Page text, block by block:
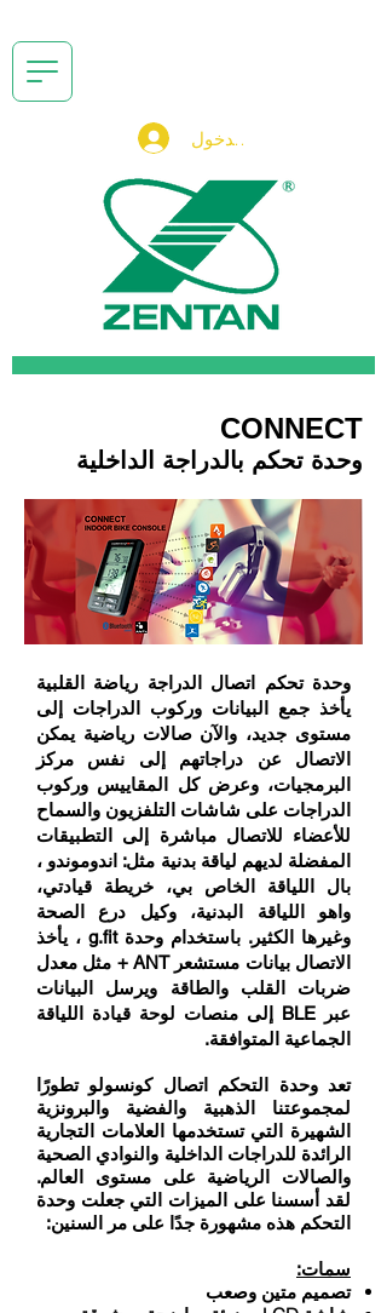
تسجيل الدخول
CONNECT
وحدة تحكم بالدراجة الداخلية
وحدة تحكم اتصال الدراجة رياضة القلبية
يأخذ جمع البيانات وركوب الدراجات إلى
مستوى جديد، والآن صالات رياضية يمكن
الاتصال عن دراجاتهم إلى نفس مركز
البرمجيات، وعرض كل المقاييس وركوب
الدراجات على شاشات التلفزيون والسماح
للأعضاء للاتصال مباشرة إلى التطبيقات
المفضلة لديهم لياقة بدنية مثل: اندوموندو ،
بال اللياقة الخاص بي، خريطة قيادتي،
واهو اللياقة البدنية، وكيل درع الصحة
وغيرها الكثير. باستخدام وحدة g.fit ، يأخذ
الاتصال بيانات مستشعر ANT + مثل معدل
ضربات القلب والطاقة ويرسل البيانات
عبر BLE إلى منصات لوحة قيادة اللياقة
الجماعية المتوافقة.
تعد وحدة التحكم اتصال كونسولو تطورًا
لمجموعتنا الذهبية والفضية والبرونزية
الشهيرة التي تستخدمها العلامات التجارية
الرائدة للدراجات الداخلية والنوادي الصحية
والصالات الرياضية على مستوى العالم.
لقد أسسنا على الميزات التي جعلت وحدة
التحكم هذه مشهورة جدًا على مر السنين:
سمات:
تصميم متين وصعب